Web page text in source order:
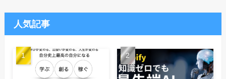
人気記事